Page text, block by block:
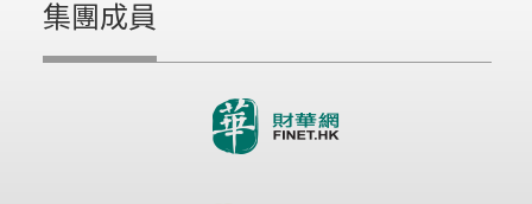
集團成員